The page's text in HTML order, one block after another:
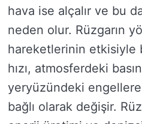
hava ise alçalır ve bu
neden olur. Rüzgarın
hareketlerinin etkisiyle
hızı, atmosferdeki
yeryüzündeki
bağlı olarak değişir.